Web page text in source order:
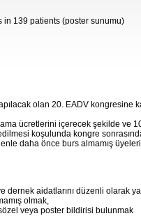
in 139 patients (poster sunumu)
olan 20. EADV kongresine
ücretlerini içerecek şekilde ve
koşulunda kongre
daha önce burs almamış
aidatlarını düzenli olarak
olmak,
veya poster bildirisi bulunmak